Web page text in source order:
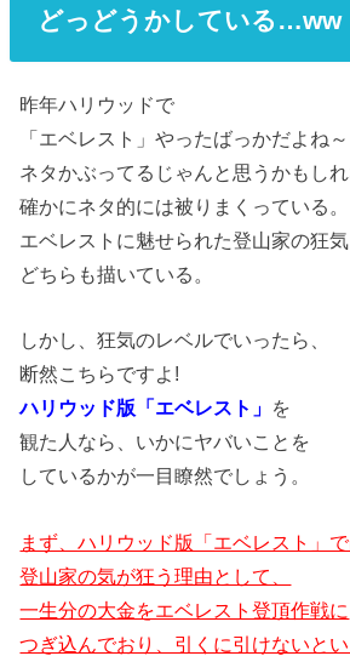
どっどうかしている…ww
昨年ハリウッドで
「エベレスト」やったばっかだよね～
ネタかぶってるじゃんと思うかもしれ
確かにネタ的には被りまくっている。
エベレストに魅せられた登山家の狂
どちらも描いている。
しかし、狂気のレベルでいったら、
断然こちらですよ!
ハリウッド版「エベレスト」 を
観た人なら、いかにヤバいことを
しているかが一目瞭然でしょう。
まず、ハリウッド版「エベレスト」で
登山家の気が狂う理由として、
一生分の大金をエベレスト登頂作戦に
つぎ込んでおり、引くに引けないとい